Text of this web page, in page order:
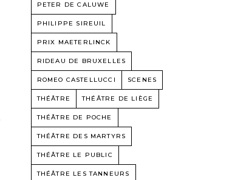
PETER DE CALUWE
PHILIPPE SIREUIL
PRIX MAETERLINCK
RIDEAU DE BRUXELLES
ROMEO CASTELLUCCI SCENES
THÉÂTRE THÉÂTRE DE LIÈGE
THÉÂTRE DE POCHE
THÉÂTRE DES MARTYRS
THÉÂTRE LE PUBLIC
THÉÂTRE LES TANNEURS